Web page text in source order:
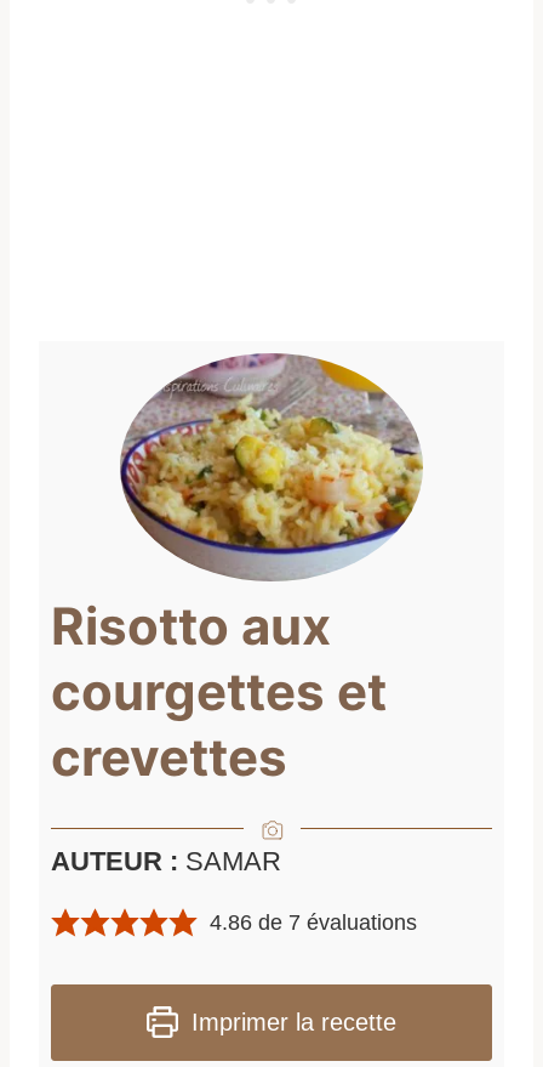
Risotto aux
courgettes et
crevettes
AUTEUR : SAMAR
4.86 de 7 évaluations
Imprimer la recette